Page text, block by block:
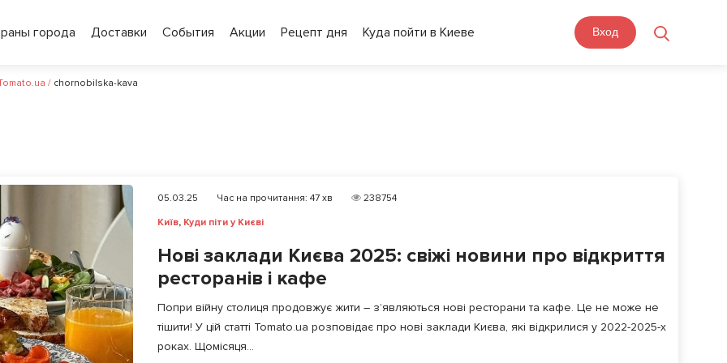
города Доставки События Акции Рецепт дня Куда пойти в Киеве Вход
/ chornobilska-kava
05.03.25 Час на прочитання: 47 хв
238754
Київ, Куди піти у Києві
Нові заклади Києва 2025: свіжі новини про відкриття
ресторанів і кафе
Попри війну столиця продовжує жити – з’являються нові ресторани та кафе. Це не може не
тішити! У цій статті Tomato.ua розповідає про нові заклади Києва, які відкрилися у 2022-2025-х
роках. Щомісяця...